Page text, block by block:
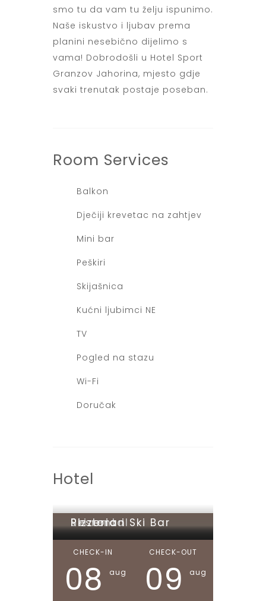
smo tu da vam tu želju ispunimo.
Naše iskustvo i ljubav prema
planini nesebično dijelimo s
vama! Dobrodošli u Hotel Sport
Granzov Jahorina, mjesto gdje
svaki trenutak postaje poseban.
Room Services
Balkon
Dječiji krevetac na zahtjev
Mini bar
Peškiri
Skijašnica
Kućni ljubimci NE
TV
Pogled na stazu
Wi-Fi
Doručak
Hotel
Ski rental
Restoran
Pizzeria i Ski Bar
CHECK-IN
08 aug
CHECK-OUT
09 aug